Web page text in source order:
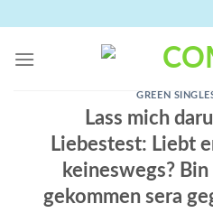
content
GREEN
Lass mich
Liebestest: Liebt
keineswegs?
gekommen sera